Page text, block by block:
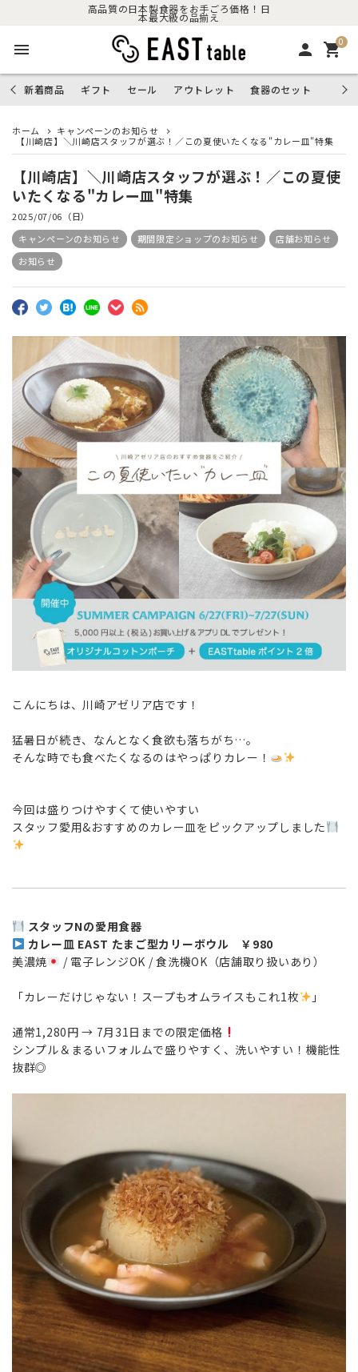
高品質の日本製食器をお手ごろ価格！日
本最大級の品揃え
menu person 0
shopping_cart
新着商品 ギフト セール アウトレット 食器のセット
ホーム
キャンペーンのお知らせ
【川崎店】＼川崎店スタッフが選ぶ！／この夏使いたくなる"カレー皿"特集
【川崎店】＼川崎店スタッフが選ぶ！／この夏使
いたくなる"カレー皿"特集
2025/07/06（日）
キャンペーンのお知らせ
期間限定ショップのお知らせ
店舗お知らせ
お知らせ
こんにちは、川崎アゼリア店です！
猛暑日が続き、なんとなく食欲も落ちがち…。
そんな時でも食べたくなるのはやっぱりカレー！
今回は盛りつけやすくて使いやすい
スタッフ愛用&おすすめのカレー皿をピックアップしました
スタッフNの愛用食器
カレー皿 EAST たまご型カリーボウル ￥980
美濃焼
/ 電子レンジOK / 食洗機OK（店舗取り扱いあり）
「カレーだけじゃない！スープもオムライスもこれ1枚 」
通常1,280円 → 7月31日までの限定価格
シンプル＆まるいフォルムで盛りやすく、洗いやすい！機能性
抜群◎